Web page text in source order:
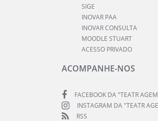
SIGE
INOVAR PAA
INOVAR CONSULTA
MOODLE STUART
ACESSO PRIVADO
ACOMPANHE-NOS
FACEBOOK DA "TEATR
INSTAGRAM DA "TEATR
RSS